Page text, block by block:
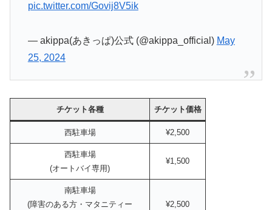
pic.twitter.com/Govij8V5ik
— akippa(あきっぱ)公式 (@akippa_official) May
25, 2024
チケット各種 チケット価格
西駐車場 ¥2,500
西駐車場
(オートバイ専用)
¥1,500
南駐車場
(障害のある方・マタニティー
¥2,500